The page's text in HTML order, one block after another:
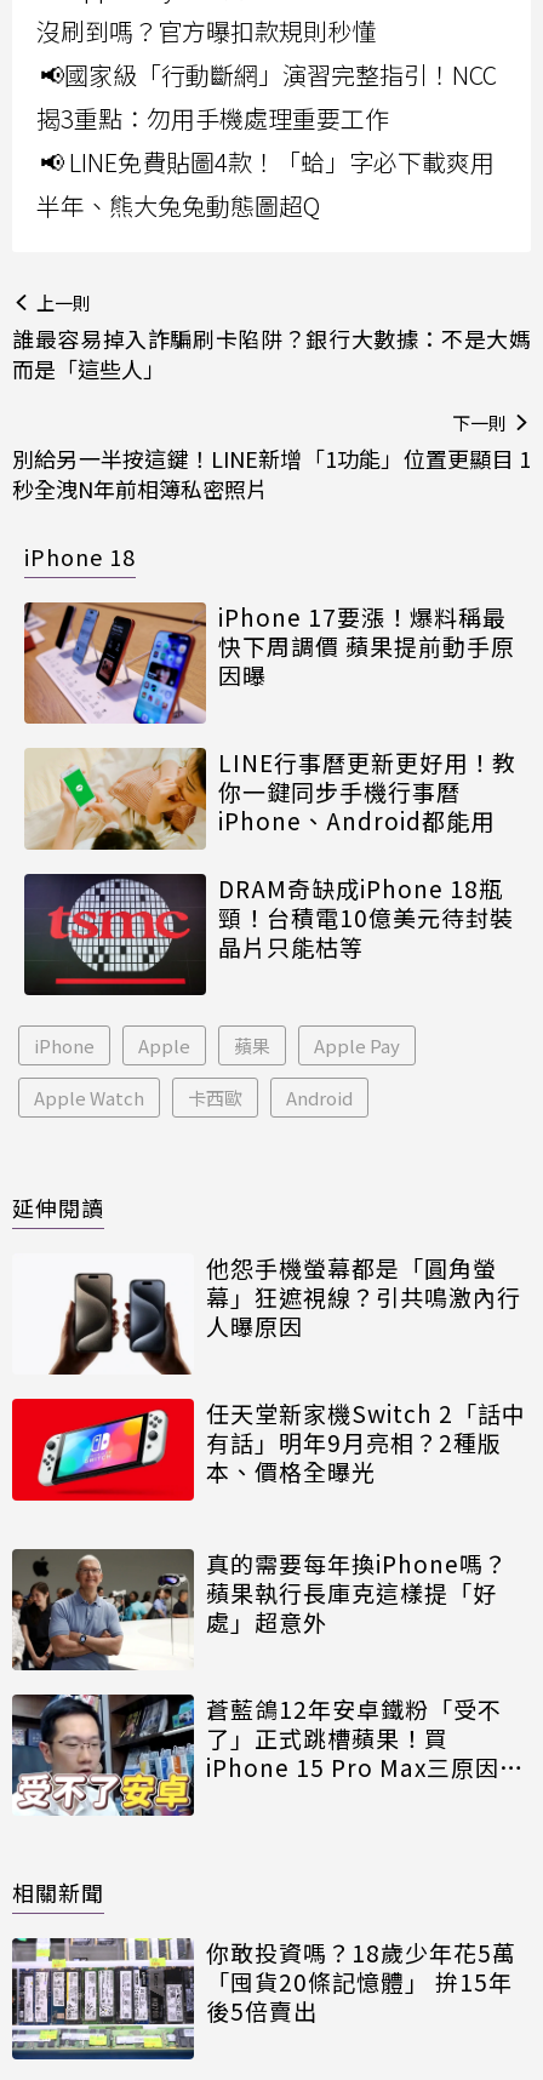
沒刷到嗎？官方曝扣款規則秒懂
📢國家級「行動斷網」演習完整指引！NCC
揭3重點：勿用手機處理重要工作
📢 LINE免費貼圖4款！「蛤」字必下載爽用
半年、熊大兔兔動態圖超Q
上一則
誰最容易掉入詐騙刷卡陷阱？銀行大數據：不是大媽
而是「這些人」
下一則
別給另一半按這鍵！LINE新增「1功能」位置更顯目 1
秒全洩N年前相簿私密照片
iPhone 18
iPhone 17要漲！爆料稱最
快下周調價 蘋果提前動手原
因曝
LINE行事曆更新更好用！教
你一鍵同步手機行事曆
iPhone、Android都能用
DRAM奇缺成iPhone 18瓶
頸！台積電10億美元待封裝
晶片只能枯等
iPhone Apple 蘋果 Apple Pay
Apple Watch 卡西歐 Android
延伸閱讀
他怨手機螢幕都是「圓角螢
幕」狂遮視線？引共鳴激內行
人曝原因
任天堂新家機Switch 2「話中
有話」明年9月亮相？2種版
本、價格全曝光
真的需要每年換iPhone嗎？
蘋果執行長庫克這樣提「好
處」超意外
蒼藍鴿12年安卓鐵粉「受不
了」正式跳槽蘋果！買
iPhone 15 Pro Max三原因曝
相關新聞
你敢投資嗎？18歲少年花5萬
「囤貨20條記憶體」 拚15年
後5倍賣出